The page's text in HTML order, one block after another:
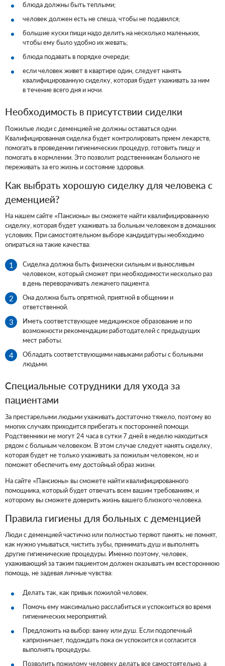
блюда должны быть теплыми;
человек должен есть не спеша, чтобы не подавился;
большие куски пищи надо делить на несколько маленьких,
чтобы ему было удобно их жевать;
блюда подавать в порядке очереди;
если человек живет в квартире один, следует нанять
квалифицированную сиделку, которая будет ухаживать за ним
в течение всего дня и ночи.
Необходимость в присутствии сиделки
Пожилые люди с деменцией не должны оставаться одни.
Квалифицированная сиделка будет контролировать прием лекарств,
помогать в проведении гигиенических процедур, готовить пищу и
помогать в кормлении. Это позволит родственникам больного не
переживать за его жизнь и состояние здоровья.
Как выбрать хорошую сиделку для человека с
деменцией?
На нашем сайте «Пансионы» вы сможете найти квалифицированную
сиделку, которая будет ухаживать за больным человеком в домашних
условиях. При самостоятельном выборе кандидатуры необходимо
опираться на такие качества:
Сиделка должна быть физически сильным и выносливым
человеком, который сможет при необходимости несколько раз
в день переворачивать лежачего пациента.
Она должна быть опрятной, приятной в общении и
ответственной.
Иметь соответствующее медицинское образование и по
возможности рекомендации работодателей с предыдущих
мест работы.
Обладать соответствующими навыками работы с больными
людьми.
Специальные сотрудники для ухода за
пациентами
За престарелыми людьми ухаживать достаточно тяжело, поэтому во
многих случаях приходится прибегать к посторонней помощи.
Родственники не могут 24 часа в сутки 7 дней в неделю находиться
рядом с больным человеком. В этом случае следует нанять сиделку,
которая будет не только ухаживать за пожилым человеком, но и
поможет обеспечить ему достойный образ жизни.
На сайте «Пансионы» вы сможете найти квалифицированного
помощника, который будет отвечать всем вашим требованиям, и
которому вы сможете доверить жизнь вашего близкого человека.
Правила гигиены для больных с деменцией
Люди с деменцией частично или полностью теряют память: не помнят,
как нужно умываться, чистить зубы, принимать душ и выполнять
другие гигиенические процедуры. Именно поэтому, человек,
ухаживающий за таким пациентом должен оказывать им всестороннюю
помощь, не задевая личные чувства:
Делать так, как привык пожилой человек.
Помочь ему максимально расслабиться и успокоиться во время
гигиенических мероприятий.
Предложить на выбор: ванну или душ. Если подопечный
капризничает, подождать пока он успокоится и согласится
выполнять процедуры.
Позволить пожилому человеку делать все самостоятельно, а